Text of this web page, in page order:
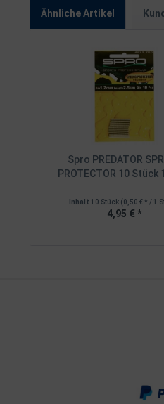
Ähnliche Artikel
Spro PREDATOR
PROTECTOR 10 Stück
Inhalt 10 Stück (0,50 € * / 1
4,95 € *